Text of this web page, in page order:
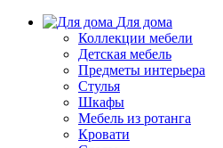
Для дома
Коллекции мебели
Детская мебель
Предметы интерьера
Стулья
Шкафы
Мебель из ротанга
Кровати